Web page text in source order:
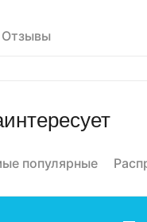
Отзывы
популярные